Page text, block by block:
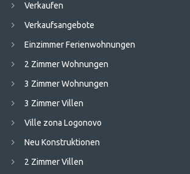
Verkaufen
Verkaufsangebote
Einzimmer Ferienwohnungen
2 Zimmer Wohnungen
3 Zimmer Wohnungen
3 Zimmer Villen
Ville zona Logonovo
Neu Konstruktionen
2 Zimmer Villen